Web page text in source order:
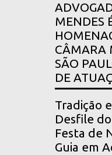
MENDES
CÂMARA
SÃO
DE
Tradição
Desfile
Festa de
Guia em